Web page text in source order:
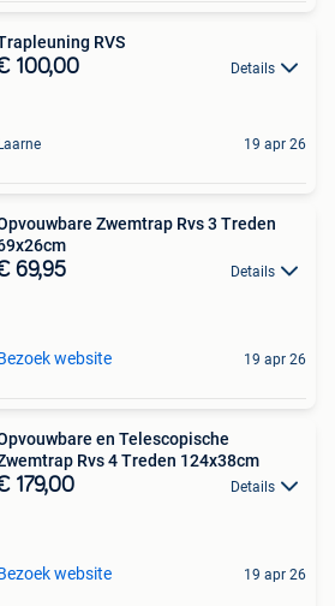
RVS
100,00 Details
19 apr 26
Zwemtrap Rvs 3 Treden
69,95 Details
website 19 apr 26
en Telescopische
Rvs 4 Treden 124x38cm
179,00 Details
website 19 apr 26